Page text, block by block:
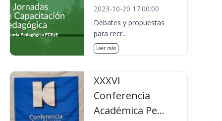
2023-10-20 17:00:00
Debates y propuestas
para recr...
Leer más
XXXVI
Conferencia
Académica Pe...